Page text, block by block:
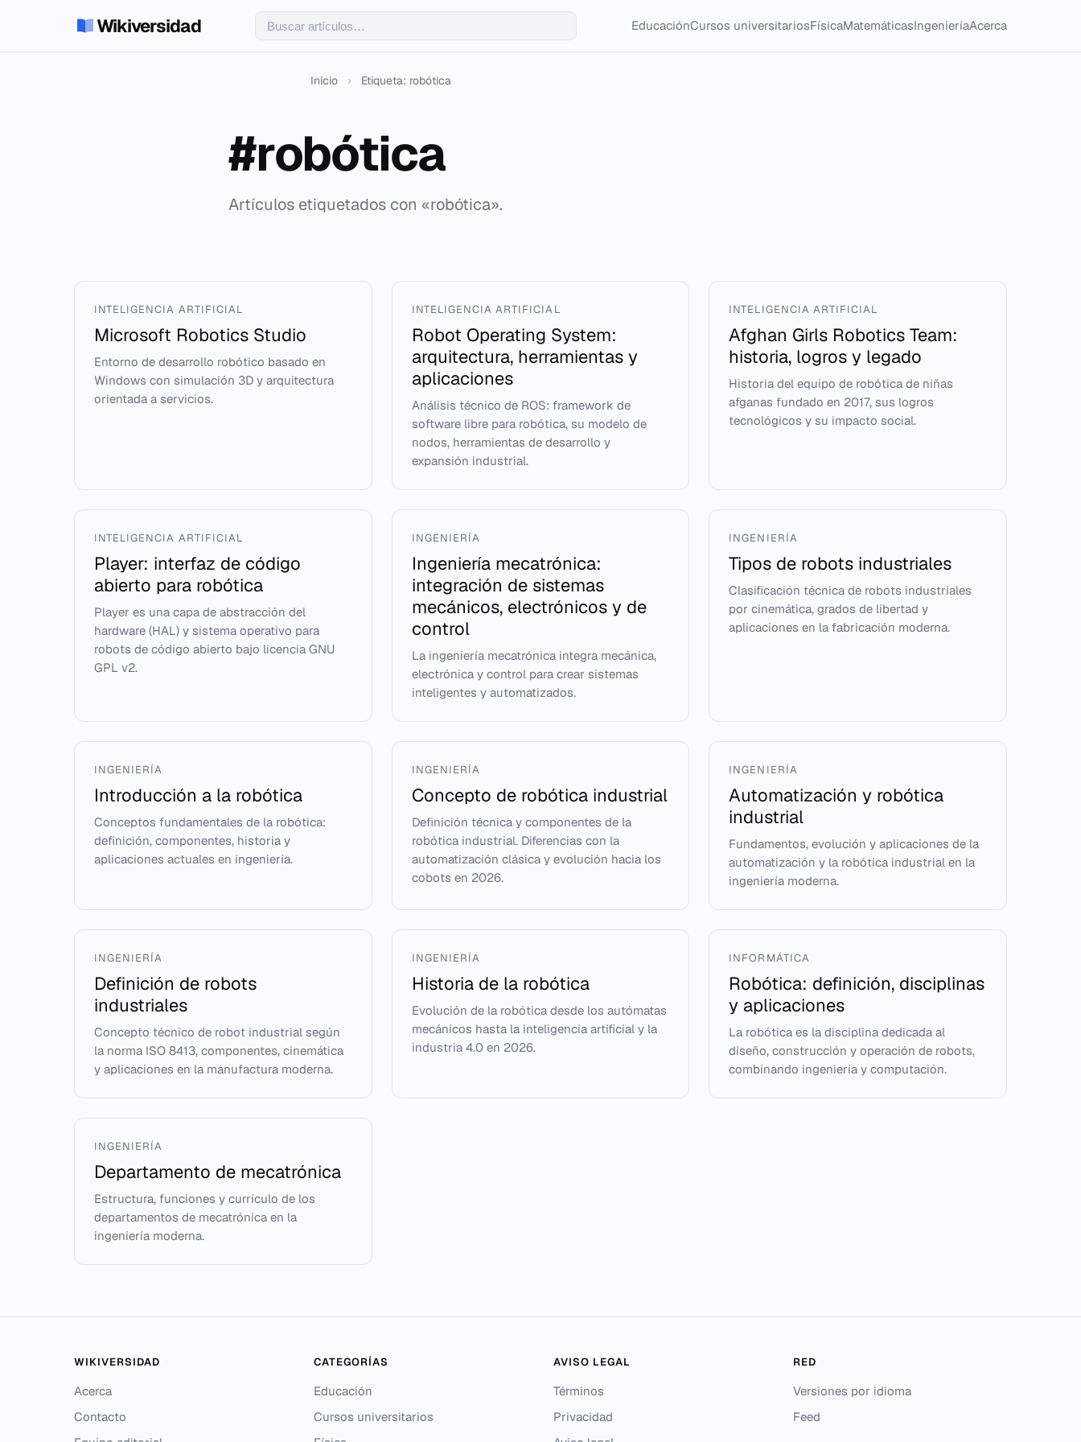
Wikiversidad EducaciónCursos universitariosFísicaMatemáticasIngenieríaAcerca
Inicio › Etiqueta: robótica
#robótica
Artículos etiquetados con «robótica».
INTELIGENCIA ARTIFICIAL
Microsoft Robotics Studio
Entorno de desarrollo robótico basado en
Windows con simulación 3D y arquitectura
orientada a servicios.
INTELIGENCIA ARTIFICIAL
Robot Operating System:
arquitectura, herramientas y
aplicaciones
Análisis técnico de ROS: framework de
software libre para robótica, su modelo de
nodos, herramientas de desarrollo y
expansión industrial.
INTELIGENCIA ARTIFICIAL
Afghan Girls Robotics Team:
historia, logros y legado
Historia del equipo de robótica de niñas
afganas fundado en 2017, sus logros
tecnológicos y su impacto social.
INTELIGENCIA ARTIFICIAL
Player: interfaz de código
abierto para robótica
Player es una capa de abstracción del
hardware (HAL) y sistema operativo para
robots de código abierto bajo licencia GNU
GPL v2.
INGENIERÍA
Ingeniería mecatrónica:
integración de sistemas
mecánicos, electrónicos y de
control
La ingeniería mecatrónica integra mecánica,
electrónica y control para crear sistemas
inteligentes y automatizados.
INGENIERÍA
Tipos de robots industriales
Clasificación técnica de robots industriales
por cinemática, grados de libertad y
aplicaciones en la fabricación moderna.
INGENIERÍA
Introducción a la robótica
Conceptos fundamentales de la robótica:
definición, componentes, historia y
aplicaciones actuales en ingeniería.
INGENIERÍA
Concepto de robótica industrial
Definición técnica y componentes de la
robótica industrial. Diferencias con la
automatización clásica y evolución hacia los
cobots en 2026.
INGENIERÍA
Automatización y robótica
industrial
Fundamentos, evolución y aplicaciones de la
automatización y la robótica industrial en la
ingeniería moderna.
INGENIERÍA
Definición de robots
industriales
Concepto técnico de robot industrial según
la norma ISO 8413, componentes, cinemática
y aplicaciones en la manufactura moderna.
INGENIERÍA
Historia de la robótica
Evolución de la robótica desde los autómatas
mecánicos hasta la inteligencia artificial y la
industria 4.0 en 2026.
INFORMÁTICA
Robótica: definición, disciplinas
y aplicaciones
La robótica es la disciplina dedicada al
diseño, construcción y operación de robots,
combinando ingeniería y computación.
INGENIERÍA
Departamento de mecatrónica
Estructura, funciones y currículo de los
departamentos de mecatrónica en la
ingeniería moderna.
WIKIVERSIDAD
Acerca
Contacto
CATEGORÍAS
Educación
Cursos universitarios
AVISO LEGAL
Términos
Privacidad
RED
Versiones por idioma
Feed